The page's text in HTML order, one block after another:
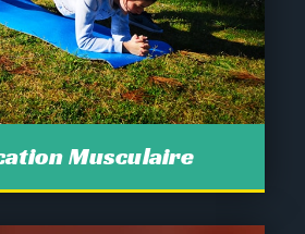
Musculaire